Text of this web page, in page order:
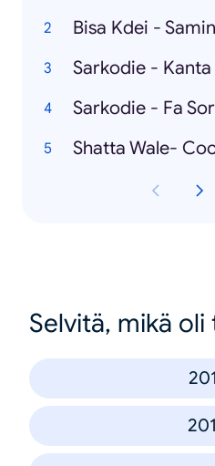
Sarkodie - Kanta
Sarkodie - Fa
Selvitä, mikä oli